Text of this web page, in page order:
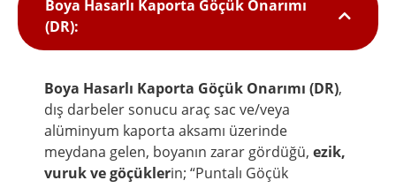
Boya Hasarlı Kaporta Göçük Onarımı
(DR):
Boya Hasarlı Kaporta Göçük Onarımı (DR),
dış darbeler sonucu araç sac ve/veya
alüminyum kaporta aksamı üzerinde
meydana gelen, boyanın zarar gördüğü, ezik,
vuruk ve göçüklerin; “Puntalı Göçük